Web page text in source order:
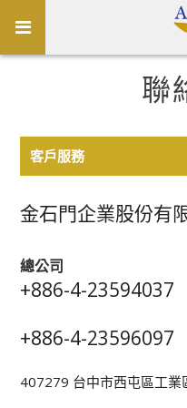
聯
客戶服務
金石門企業股份有
總公司
+886-4-23594037
+886-4-23596097
407279 台中市西屯區工業